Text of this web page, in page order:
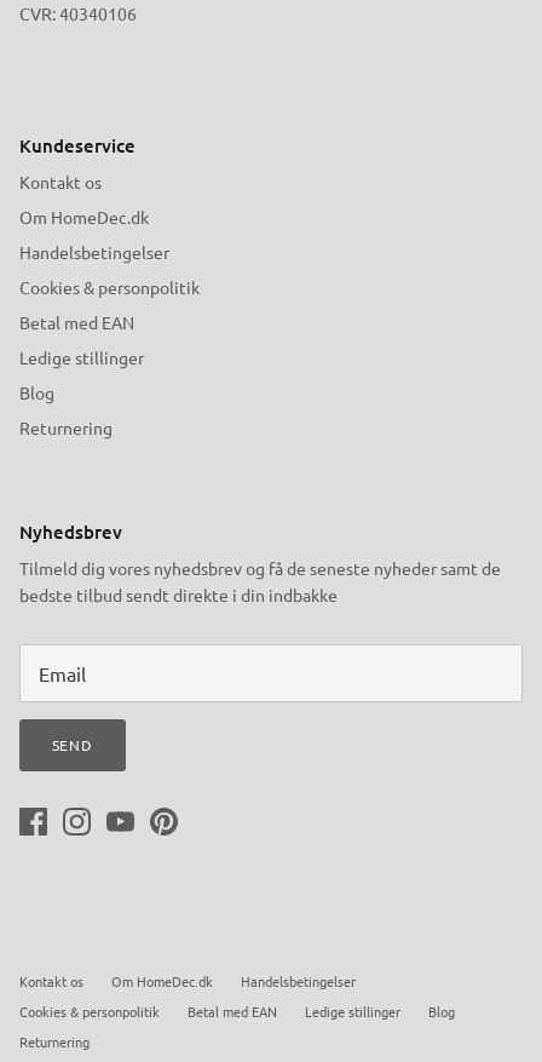
CVR: 40340106
Kundeservice
Kontakt os
Om HomeDec.dk
Handelsbetingelser
Cookies & personpolitik
Betal med EAN
Ledige stillinger
Blog
Returnering
Nyhedsbrev
Tilmeld dig vores nyhedsbrev og få de seneste nyheder samt de
bedste tilbud sendt direkte i din indbakke
SEND
Kontakt os Om HomeDec.dk
Handelsbetingelser
Cookies & personpolitik
Betal med EAN Ledige stillinger
Blog
Returnering